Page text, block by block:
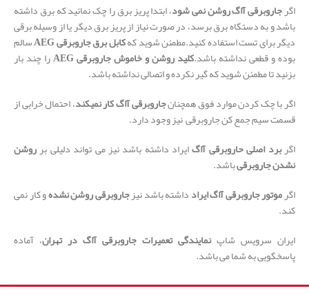
اگرجاروبرقی آاگ روشن نمی شود، ابتدا پریز برق را چک نمائید که برق داشته
باشد و به دستگاه برق برسد، در صورت نیاز از پریز برق دیگر یا از وسیله برقی
دیگر برای تست استفاده کنید.مطمئن شوید کهکابل برق جاروبرقی AEG
سالم
بوده و قطعی نداشته باشد.کلید روشن و خاموش جاروبرقی AEG
را چند بار
بزنید تا مطمئن شوید که گیر نکرده و اتصالی نداشته باشد.
اگر با چک کردن موارد فوق همچنانجاروبرقی آاگ کار نمیکند، احتمال خرابی از
قسمت سیم جمع کن جاروبرقی نیز وجود دارد.
اگربرد اصلی حاروبرقی آاگایراد داشته باشد نیز می تواند دلیلی برروشن
نشدن جاروبرقیباشد.
اگرموتور جاروبرقی آاگ ایرادداشته باشد نیزجاروبرقی روشن نشدهو کار نمی
کند.
ایران سرویس شاپنمایندگی تعمیرات جاروبرقی آاگ در تهران، آماده
پاسخگویی به شما می باشد.